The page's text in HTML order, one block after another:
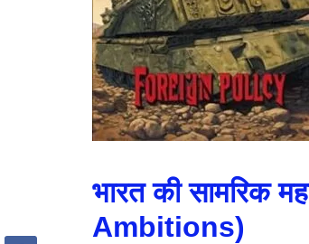
भारत की सामरिक
Ambitions)